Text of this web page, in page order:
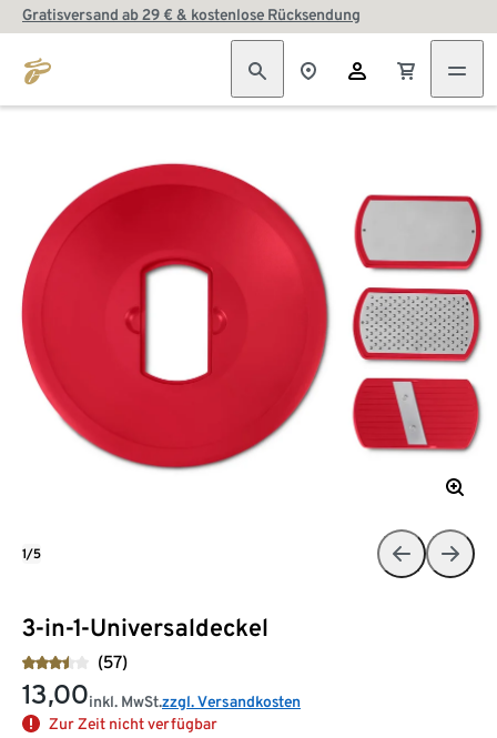
Gratisversand ab 29 € & kostenlose Rücksendung
3-in-1-Universaldeckel
(57)
13,00inkl. MwSt.zzgl. Versandkosten
Zur Zeit nicht verfügbar
1/5